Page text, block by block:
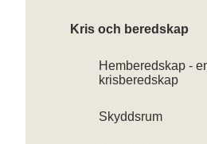
Kris och beredskap
Hemberedskap -
krisberedskap
Skyddsrum